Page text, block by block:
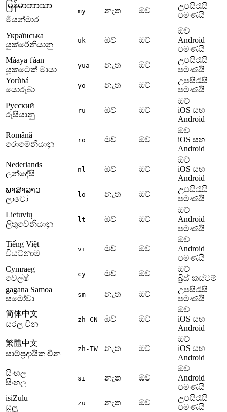
မြန်မာဘာသာ
මියන්මාර
my නැත ඔව්
උපසිරැසි
පමණයි
Українська
යුක්රේනියානු
uk ඔව් ඔව්
ඔව්
Android
පමණයි
Màaya t'àan
යූකටෙක් මායා
yua නැත ඔව්
උපසිරැසි
පමණයි
Yorùbá
යොරුබා
yo නැත ඔව්
උපසිරැසි
පමණයි
Русский
රුසියානු
ru ඔව් ඔව්
ඔව්
iOS සහ
Android
Română
රොමේනියානු
ro ඔව් ඔව්
ඔව්
iOS සහ
Android
Nederlands
ලන්දේසි
nl ඔව් ඔව්
ඔව්
iOS සහ
Android
ພາສາລາວ
ලාවෝ
lo නැත ඔව්
උපසිරැසි
පමණයි
Lietuvių
ලිතුවේනියානු
lt ඔව් ඔව්
ඔව්
Android
පමණයි
Tiếng Việt
වියට්නාම
vi ඔව් ඔව්
ඔව්
Android
පමණයි
Cymraeg
වෙල්ෂ්
cy ඔව් ඔව්
ඔව්
බ්‍රීස් කස්ටම්
gagana Samoa
සමෝවා
sm නැත ඔව්
උපසිරැසි
පමණයි
简体中文
සරල චීන
zh-CN ඔව් ඔව්
ඔව්
iOS සහ
Android
繁體中文
සාම්ප්‍රදායික චීන
zh-TW නැත ඔව්
ඔව්
iOS සහ
Android
සිංහල
සිංහල
si නැත ඔව්
ඔව්
Android
පමණයි
isiZulu
සූලු
zu නැත ඔව්
උපසිරැසි
පමණයි